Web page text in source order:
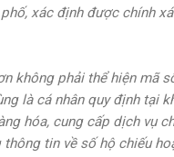
xác định được chính
không phải thể hiện mã
là cá nhân quy định tại
hóa, cung cấp dịch vụ
tin về số hộ chiếu